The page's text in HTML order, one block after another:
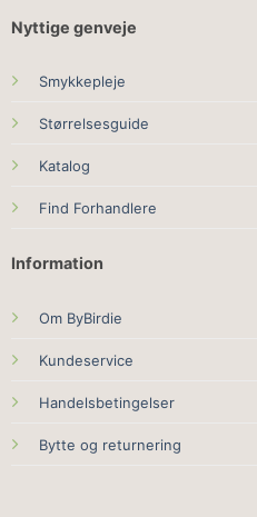
Nyttige genveje
Smykkepleje
Størrelsesguide
Katalog
Find Forhandlere
Information
Om ByBirdie
Kundeservice
Handelsbetingelser
Bytte og returnering